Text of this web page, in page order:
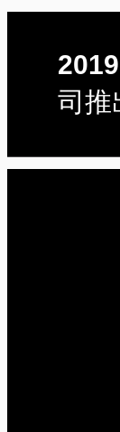
司推